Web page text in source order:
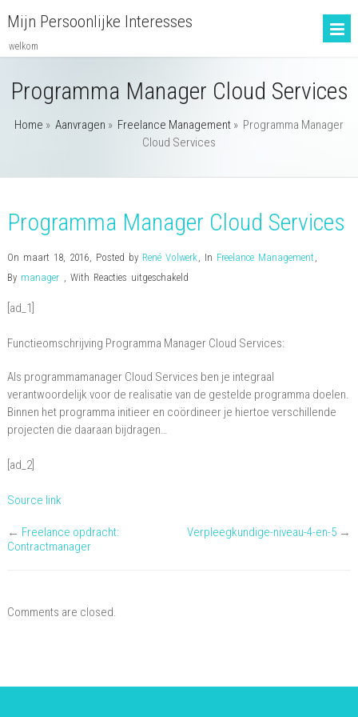
Mijn Persoonlijke Interesses
welkom
Programma Manager Cloud Services
Home » Aanvragen » Freelance Management » Programma Manager
Cloud Services
Programma Manager Cloud Services
On maart 18, 2016, Posted by René Volwerk, In Freelance Management ,
By manager , With Reacties uitgeschakeldvoor
Cloud
[ad_1]
Functieomschrijving Programma Manager Cloud Services:
Als programmamanager Cloud Services ben je integraal
verantwoordelijk voor de realisatie van de gestelde programma doelen.
Binnen het programma initieer en coördineer je hiertoe verschillende
projecten die daaraan bijdragen…
[ad_2]
Source link
← Freelance opdracht:
Contractmanager
Verpleegkundige-niveau-4-en-5 →
Comments are closed.